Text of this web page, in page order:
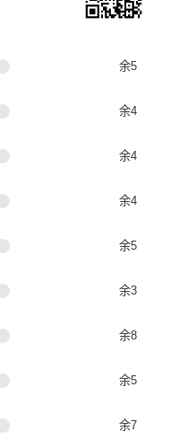
余5
余4
余4
余4
余5
余3
余8
余5
余7